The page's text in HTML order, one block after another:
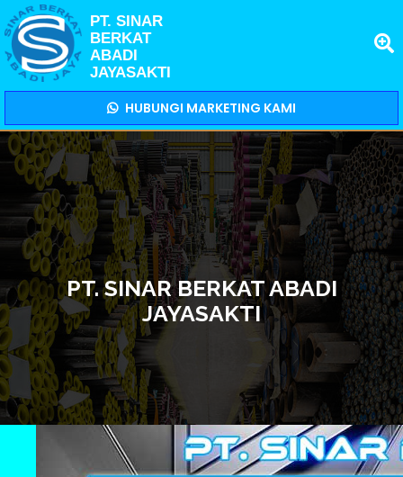
PT. SINAR
BERKAT
ABADI
JAYASAKTI
HUBUNGI MARKETING KAMI
PT. SINAR BERKAT ABADI
JAYASAKTI